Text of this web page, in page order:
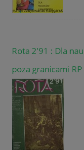
Rota 2'91 : Dla
poza granicami